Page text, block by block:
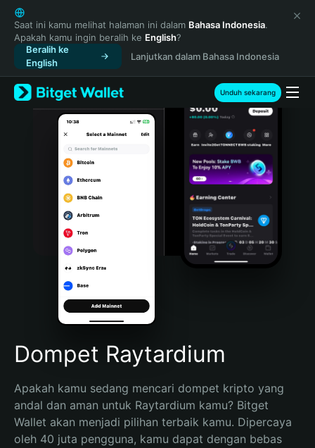
English
日本語
Tiếng Việt
Русский
Español (Latinoamérica)
Türkçe
Italiano
Português (Portugal)
Bahasa Indonesia
Português (Brasil)
Español (Argentina)
Saat ini kamu melihat halaman ini dalam Bahasa Indonesia.
Apakah kamu ingin beralih ke English?
Beralih ke
English
Lanjutkan dalam Bahasa Indonesia
Unduh sekarang
Dompet Raytardium
Apakah kamu sedang mencari dompet kripto yang
andal dan aman untuk Raytardium kamu? Bitget
Wallet akan menjadi pilihan terbaik kamu. Dipercaya
oleh 40 juta pengguna, kamu dapat dengan bebas